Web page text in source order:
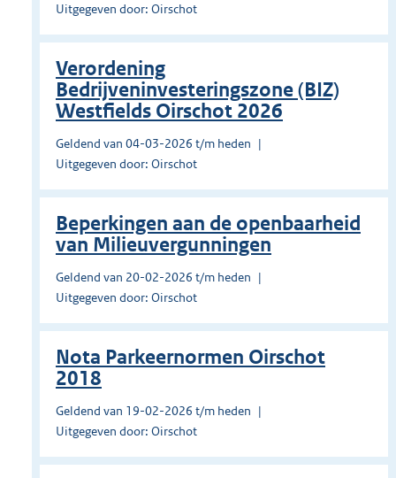
Uitgegeven door: Oirschot
Verordening
Bedrijveninvesteringszone (BIZ)
Westfields Oirschot 2026
Geldend van 04-03-2026 t/m heden
Uitgegeven door: Oirschot
Beperkingen aan de openbaarheid
van Milieuvergunningen
Geldend van 20-02-2026 t/m heden
Uitgegeven door: Oirschot
Nota Parkeernormen Oirschot
2018
Geldend van 19-02-2026 t/m heden
Uitgegeven door: Oirschot